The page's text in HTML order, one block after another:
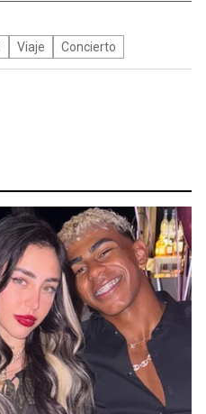
Viaje Concierto